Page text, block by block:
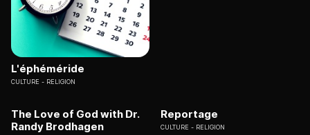
L'éphéméride
CULTURE RELIGION
The Love of God with Dr.
Randy Brodhagen
Reportage
CULTURE RELIGION